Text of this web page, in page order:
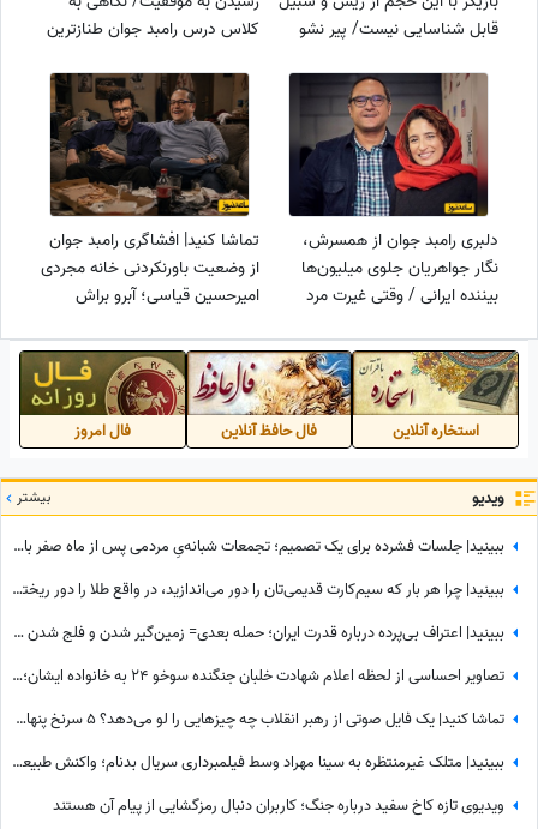
قابل شناسایی نیست/ پیر نشو
کلاس درس رامبد جوان طنازترین
سوره
دلبری رامبد جوان از همسرش،
نگار جواهریان جلوی میلیون‌ها
بیننده ایرانی / وقتی غیرت مرد
تماشا کنید| افشاگری رامبد جوان
از وضعیت باورنکردنی خانه مجردی
امیرحسین قیاسی؛ آبرو براش
استخاره آنلاین فال حافظ آنلاین فال امروز
ویدیو بیشتر
ببینید| جلسات فشرده برای یک تصمیم؛ تجمعات شبانه‌یِ مردمی پس از ماه صفر باز هم ادامه دارد؟
ببینید| چرا هر بار که سیم‌کارت قدیمی‌تان را دور می‌اندازید، در واقع طلا را دور ریخته‌اید؟
ببینید| اعتراف بی‌پرده درباره قدرت ایران؛ حمله بعدی= زمین‌گیر شدن و فلج شدن ما!
تصاویر احساسی از لحظه اعلام شهادت خلبان جنگنده سوخو 24 به خانواده ایشان؛ لحظاتی تلخ از گریه و اشک...
تماشا کنید| یک فایل صوتی از رهبر انقلاب چه چیزهایی را لو می‌دهد؟ 5 سرنخ پنهان در یک صدا که چیزی از آن نمی‌دانستید
ببینید| متلک غیرمنتظره به سینا مهراد وسط فیلمبرداری سریال بدنام؛ واکنش طبیعی او همه را غافلگیر کرد
ویدیوی تازه کاخ سفید درباره جنگ؛ کاربران دنبال رمزگشایی از پیام آن هستند